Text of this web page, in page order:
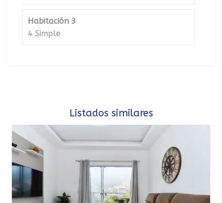
Habitación 3
4 Simple
Listados similares